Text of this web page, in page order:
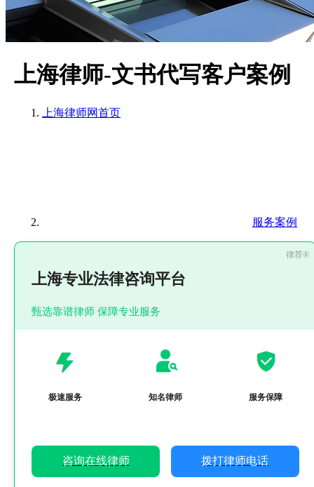
上海律师-文书代写客户案例
上海律师网首页
服务案例
上海专业法律咨询平台
甄选靠谱律师 保障专业服务
极速服务 知名律师 服务保障
咨询在线律师 拨打律师电话